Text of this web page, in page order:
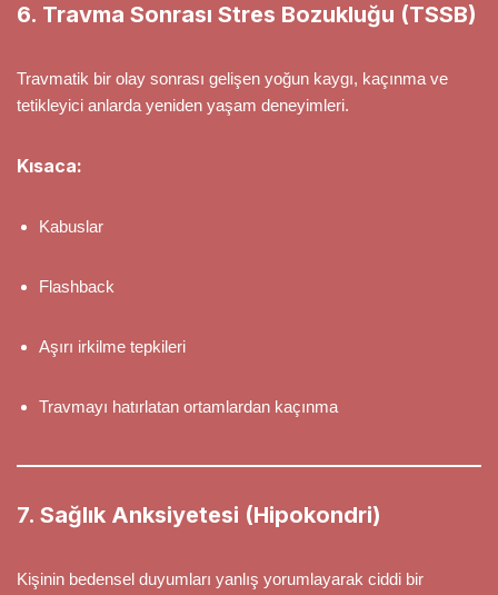
6. Travma Sonrası Stres Bozukluğu (TSSB)
Travmatik bir olay sonrası gelişen yoğun kaygı, kaçınma ve
tetikleyici anlarda yeniden yaşam deneyimleri.
Kısaca:
Kabuslar
Flashback
Aşırı irkilme tepkileri
Travmayı hatırlatan ortamlardan kaçınma
7. Sağlık Anksiyetesi (Hipokondri)
Kişinin bedensel duyumları yanlış yorumlayarak ciddi bir